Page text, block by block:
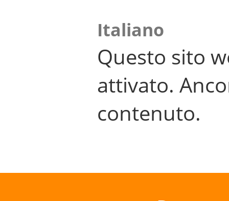
Italiano
Questo sito
attivato.
contenuto.